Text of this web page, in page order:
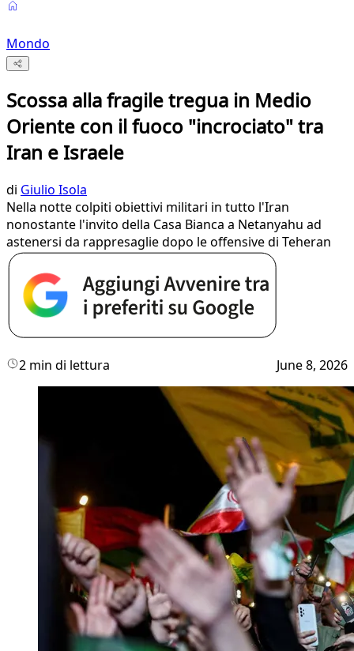
Mondo
Scossa alla fragile tregua in Medio
Oriente con il fuoco "incrociato" tra
Iran e Israele
di Giulio Isola
Nella notte colpiti obiettivi militari in tutto l'Iran
nonostante l'invito della Casa Bianca a Netanyahu ad
astenersi da rappresaglie dopo le offensive di Teheran
2 min di lettura June 8, 2026